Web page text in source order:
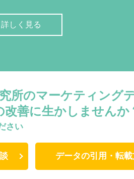
詳しく見る
所のマーケティング
善に生かしませんか
さい
データの引用・転